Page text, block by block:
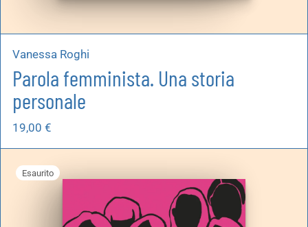
Vanessa Roghi
Parola femminista. Una storia
personale
19,00 €
Esaurito